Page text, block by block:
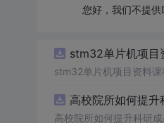
您好，我们不提供
stm32单片机项目
stm32单片机项目资料课
高校院所如何提
高校院所如何提升科研